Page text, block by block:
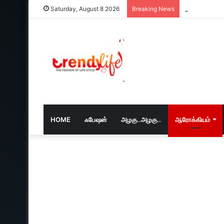
Saturday, August 8 2026 Breaking News
HOME ஃபேஷன் அழகு..அழகு.. ஆரோக்கியம்